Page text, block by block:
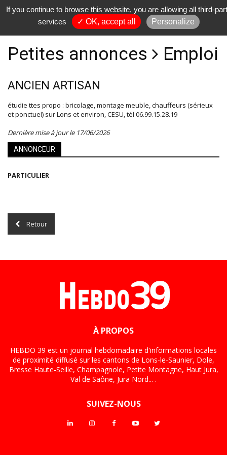
Petites annonces Emploi
ANCIEN ARTISAN
étudie ttes propo : bricolage, montage meuble, chauffeurs (sérieux
et ponctuel) sur Lons et environ, CESU, tél 06.99.15.28.19
Dernière mise à jour le 17/06/2026
ANNONCEUR
PARTICULIER
Retour
À PROPOS
HEBDO 39 est un journal hebdomadaire d'informations locales
de proximité diffusé sur les cantons de Lons-le-Saunier, Dole,
Bresse Haute-Seille, Champagnole, Petite Montagne, Haut Jura,
Val de Saône, Jura Nord... .
SUIVEZ-NOUS
If you continue to browse this website, you are allowing all third-
services
✓ OK, accept all Personalize